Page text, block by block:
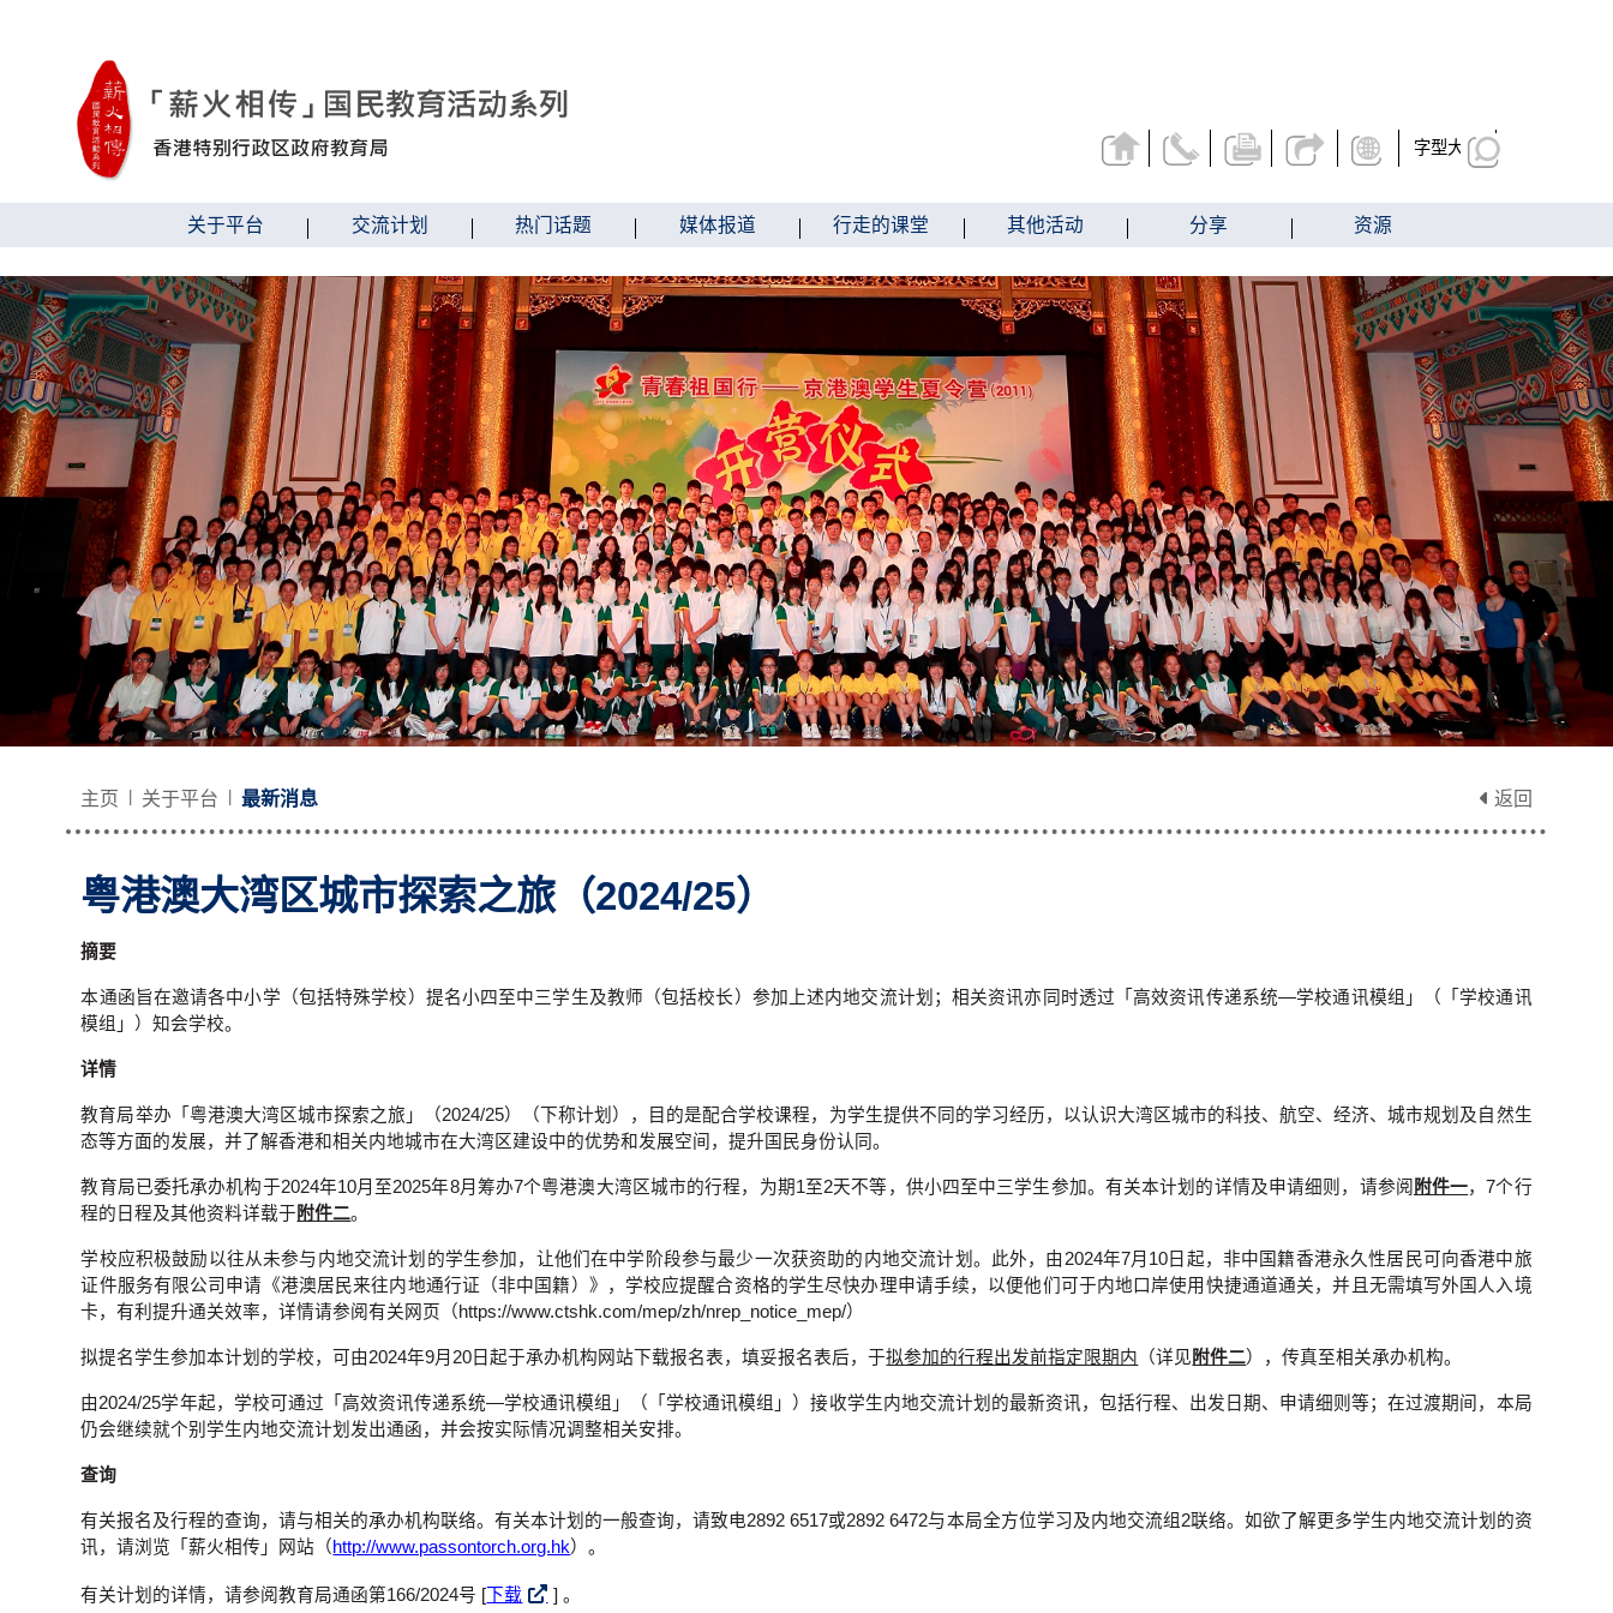
字型大小
关于平台 交流计划 热门话题 媒体报道 行走的课堂 其他活动 分享 资源
主页 关于平台 最新消息 返回
粤港澳大湾区城市探索之旅（2024/25）
摘要
本通函旨在邀请各中小学（包括特殊学校）提名小四至中三学生及教师（包括校长）参加上述内地交流计划；相关资讯亦同时透过「高效资讯传递系统—学校通讯模组」（「学校通讯
模组」）知会学校。
详情
教育局举办「粤港澳大湾区城市探索之旅」（2024/25）（下称计划），目的是配合学校课程，为学生提供不同的学习经历，以认识大湾区城市的科技、航空、经济、城市规划及自然生
态等方面的发展，并了解香港和相关内地城市在大湾区建设中的优势和发展空间，提升国民身份认同。
教育局已委托承办机构于2024年10月至2025年8月筹办7个粤港澳大湾区城市的行程，为期1至2天不等，供小四至中三学生参加。有关本计划的详情及申请细则，请参阅 附件一，7个行
程的日程及其他资料详载于附件二。
学校应积极鼓励以往从未参与内地交流计划的学生参加，让他们在中学阶段参与最少一次获资助的内地交流计划。此外，由2024年7月10日起，非中国籍香港永久性居民可向香港中旅
证件服务有限公司申请《港澳居民来往内地通行证（非中国籍）》，学校应提醒合资格的学生尽快办理申请手续，以便他们可于内地口岸使用快捷通道通关，并且无需填写外国人入境
卡，有利提升通关效率，详情请参阅有关网页（https://www.ctshk.com/mep/zh/nrep_notice_mep/）
拟提名学生参加本计划的学校，可由2024年9月20日起于承办机构网站下载报名表，填妥报名表后，于拟参加的行程出发前指定限期内 （详见附件二），传真至相关承办机构。
由2024/25学年起，学校可通过「高效资讯传递系统—学校通讯模组」（「学校通讯模组」）接收学生内地交流计划的最新资讯，包括行程、出发日期、申请细则等；在过渡期间，本局
仍会继续就个别学生内地交流计划发出通函，并会按实际情况调整相关安排。
查询
有关报名及行程的查询，请与相关的承办机构联络。有关本计划的一般查询，请致电2892 6517或2892 6472与本局全方位学习及内地交流组2联络。如欲了解更多学生内地交流计划的资
讯，请浏览「薪火相传」网站（ http://www.passontorch.org.hk）。
有关计划的详情，请参阅教育局通函第166/2024号 [下载 ] 。